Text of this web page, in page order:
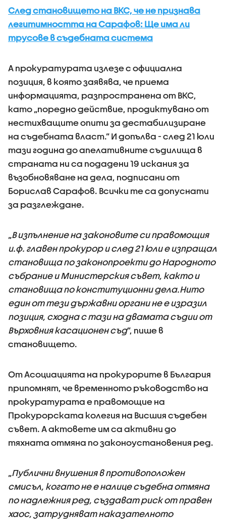
След становището на ВКС, че не признава
легитимността на Сарафов: Ще има ли
трусове в съдебната система
А прокуратурата излезе с официална
позиция, в която заявява, че приема
информацията, разпространена от ВКС,
като „поредно действие, продиктувано от
нестихващите опити за дестабилизиране
на съдебната власт.” И допълва - след 21 юли
тази година до апелативните съдилища в
страната ни са подадени 19 искания за
възобновяване на дела, подписани от
Борислав Сарафов. Всички те са допуснати
за разглеждане.
„В изпълнение на законовите си правомощия
и.ф. главен прокурор и след 21 юли е изпращал
становища по законопроекти до Народното
събрание и Министерския съвет, както и
становища по конституционни дела.Нито
един от тези държавни органи не е изразил
позиция, сходна с тази на двамата съдии от
Върховния касационен съд”, пише в
становището.
От Асоциацията на прокурорите в България
припомнят, че временното ръководство на
прокуратурата е правомощие на
Прокурорската колегия на Висшия съдебен
съвет. А актовете им са активни до
тяхната отмяна по законоустановения ред.
„Публични внушения в противоположен
смисъл, когато не е налице съдебна отмяна
по надлежния ред, създават риск от правен
хаос, затрудняват наказателното